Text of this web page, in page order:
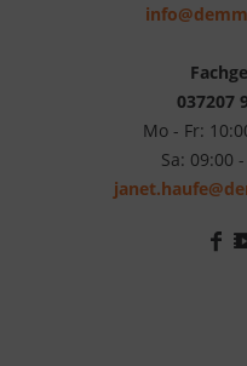
037207
Mo - Fr:
Sa: 09:00